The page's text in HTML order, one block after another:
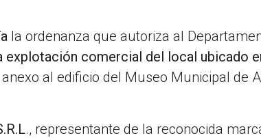
la ordenanza que autoriza al
explotación comercial del local ubicado
anexo al edificio del Museo Municipal de
., representante de la reconocida